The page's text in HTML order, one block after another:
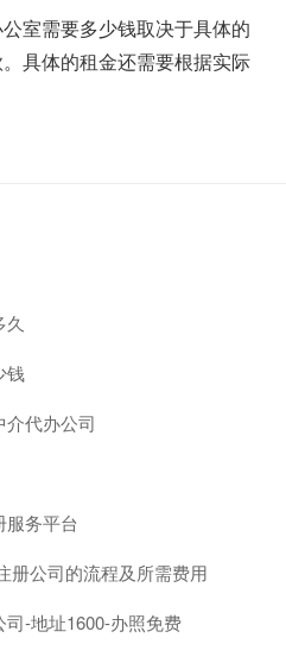
室需要多少钱取决于具体的
具体的租金还需要根据实际
钱
代办公司
服务平台
册公司的流程及所需费用
-地址1600-办照免费